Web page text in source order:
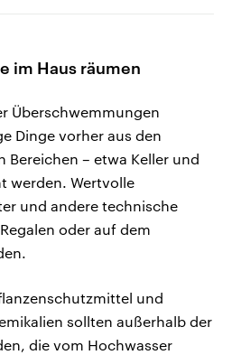
im Haus räumen
Überschwemmungen
Dinge vorher aus den
Bereichen – etwa Keller und
werden. Wertvolle
und andere technische
oder auf dem
und
sollten außerhalb der
die vom Hochwasser